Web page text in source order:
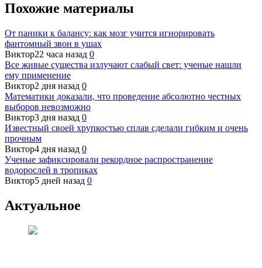
Похожие материалы
От паники к балансу: как мозг учится игнорировать
фантомный звон в ушах
Виктор22 часа назад 0
Все живые существа излучают слабый свет: ученые нашли
ему применение
Виктор2 дня назад 0
Математики доказали, что проведение абсолютно честных
выборов невозможно
Виктор3 дня назад 0
Известный своей хрупкостью сплав сделали гибким и очень
прочным
Виктор4 дня назад 0
Ученые зафиксировали рекордное распространение
водорослей в тропиках
Виктор5 дней назад 0
Актуальное